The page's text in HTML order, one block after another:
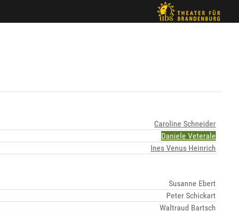
Caroline Schneider
Daniele Veterale
Ines Venus Heinrich
Susanne Ebert
Peter Schickart
Waltraud Bartsch